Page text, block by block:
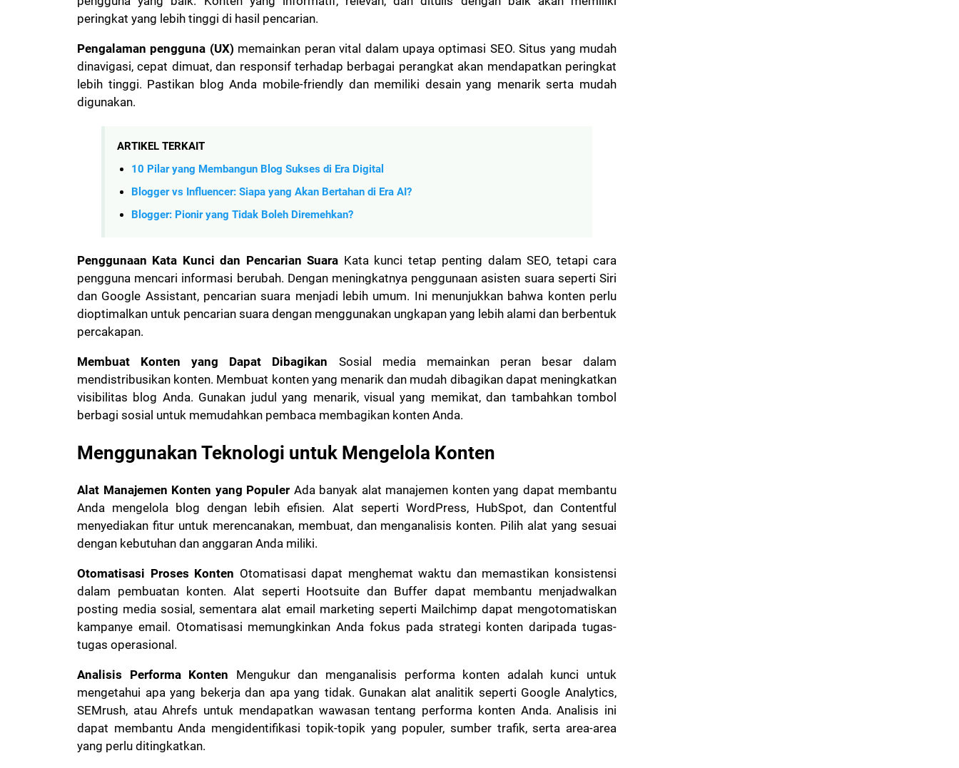
peringkat yang lebih tinggi di hasil pencarian.
Pengalaman pengguna (UX) memainkan peran vital dalam upaya optimasi SEO. Situs yang mudah
dinavigasi, cepat dimuat, dan responsif terhadap berbagai perangkat akan mendapatkan peringkat
lebih tinggi. Pastikan blog Anda mobile-friendly dan memiliki desain yang menarik serta mudah
digunakan.
ARTIKEL TERKAIT
10 Pilar yang Membangun Blog Sukses di Era Digital
Blogger vs Influencer: Siapa yang Akan Bertahan di Era AI?
Blogger: Pionir yang Tidak Boleh Diremehkan?
Penggunaan Kata Kunci dan Pencarian Suara Kata kunci tetap penting dalam SEO, tetapi cara
pengguna mencari informasi berubah. Dengan meningkatnya penggunaan asisten suara seperti Siri
dan Google Assistant, pencarian suara menjadi lebih umum. Ini menunjukkan bahwa konten perlu
dioptimalkan untuk pencarian suara dengan menggunakan ungkapan yang lebih alami dan berbentuk
percakapan.
Membuat Konten yang Dapat Dibagikan Sosial media memainkan peran besar dalam
mendistribusikan konten. Membuat konten yang menarik dan mudah dibagikan dapat meningkatkan
visibilitas blog Anda. Gunakan judul yang menarik, visual yang memikat, dan tambahkan tombol
berbagi sosial untuk memudahkan pembaca membagikan konten Anda.
Menggunakan Teknologi untuk Mengelola Konten
Alat Manajemen Konten yang Populer Ada banyak alat manajemen konten yang dapat membantu
Anda mengelola blog dengan lebih efisien. Alat seperti WordPress, HubSpot, dan Contentful
menyediakan fitur untuk merencanakan, membuat, dan menganalisis konten. Pilih alat yang sesuai
dengan kebutuhan dan anggaran Anda miliki.
Otomatisasi Proses Konten Otomatisasi dapat menghemat waktu dan memastikan konsistensi
dalam pembuatan konten. Alat seperti Hootsuite dan Buffer dapat membantu menjadwalkan
posting media sosial, sementara alat email marketing seperti Mailchimp dapat mengotomatiskan
kampanye email. Otomatisasi memungkinkan Anda fokus pada strategi konten daripada tugas-
tugas operasional.
Analisis Performa Konten Mengukur dan menganalisis performa konten adalah kunci untuk
mengetahui apa yang bekerja dan apa yang tidak. Gunakan alat analitik seperti Google Analytics,
SEMrush, atau Ahrefs untuk mendapatkan wawasan tentang performa konten Anda. Analisis ini
dapat membantu Anda mengidentifikasi topik-topik yang populer, sumber trafik, serta area-area
yang perlu ditingkatkan.